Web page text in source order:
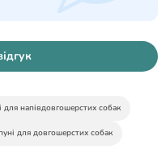
напівдовгошерстих собак
для довгошерстих собак